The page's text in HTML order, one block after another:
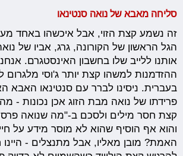
סליחה מאבא של נואה סנטינאו
זה נשמע קצת הזוי, אבל איכשהו באחד
הגל הראשון של הקורונה, גרג, אביו של
אותנו ללייב שלו בחשבון האינסטגרם.
ההזדמנות למשהו קצת יותר ג'וסי מלגרום
בעברית. ניסינו לברר עם סנטינאו האבא
פרידתו של נואה מבת הזוג אכן נכונות -
קצת חסר מילים ולסכם ב-"מה שנואה
והוא אף הוסיף שהוא לא מוסר מידע על
האמת? מובן מאליו, אבל מתנצלים - היינו